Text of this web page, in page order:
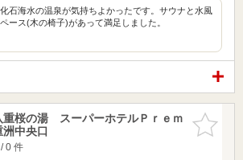
石海水の温泉が気持ちよかったです。サウナと水風
ース(木の椅子)があって満足しました。
お気に入
りに追加
桜の湯 スーパーホテルＰｒｅｍ
洲中央口
0 件